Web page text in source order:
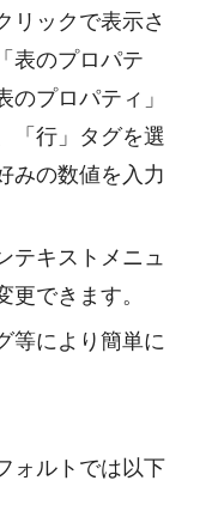
リックで表示さ
表のプロパテ
のプロパティ」
「行」タグを選
みの数値を入力
テキストメニュ
できます。
等により簡単に
ォルトでは以下